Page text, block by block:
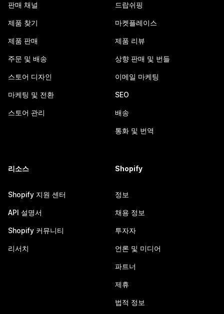
판매 채널
제품 찾기
제품 판매
주문 및 배송
스토어 디자인
마케팅 및 전환
스토어 관리
드랍쉬핑
마켓플레이스
제품 리뷰
상향 판매 및 번들
이메일 마케팅
SEO
배송
통화 및 번역
리소스
Shopify 지원 센터
API 설명서
Shopify 커뮤니티
리서치
Shopify
정보
채용 정보
투자자
언론 및 미디어
파트너
제휴
법적 정보